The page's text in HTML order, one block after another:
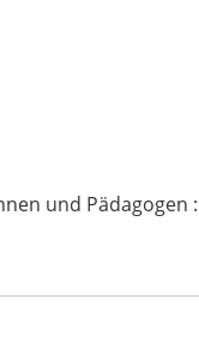
und Pädagogen